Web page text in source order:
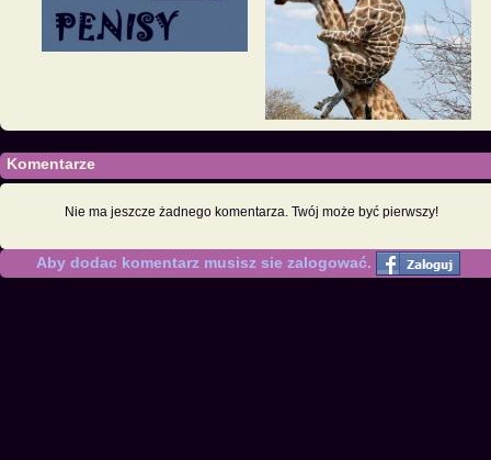
Komentarze
Nie ma jeszcze żadnego komentarza. Twój może być pierwszy!
Aby dodac komentarz musisz sie zalogować.